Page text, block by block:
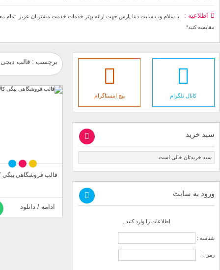
اطلاعیه
مقایسه کنید*
برچسب : قالب دیجی
قالب فروشگاهی بیگی
ادامه / دانلود
کانال تلگرام پیج اینستاگرام
سبد خرید
سبد خریدتان خالی است.
ورود به سایت
اطلاعات را وارد کنید .
شناسه :
رمز :